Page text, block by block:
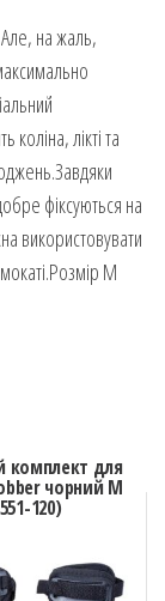
на жаль,
коліна, лікті та
фіксуються на
використовувати
М
комплект для
чорний M
120)